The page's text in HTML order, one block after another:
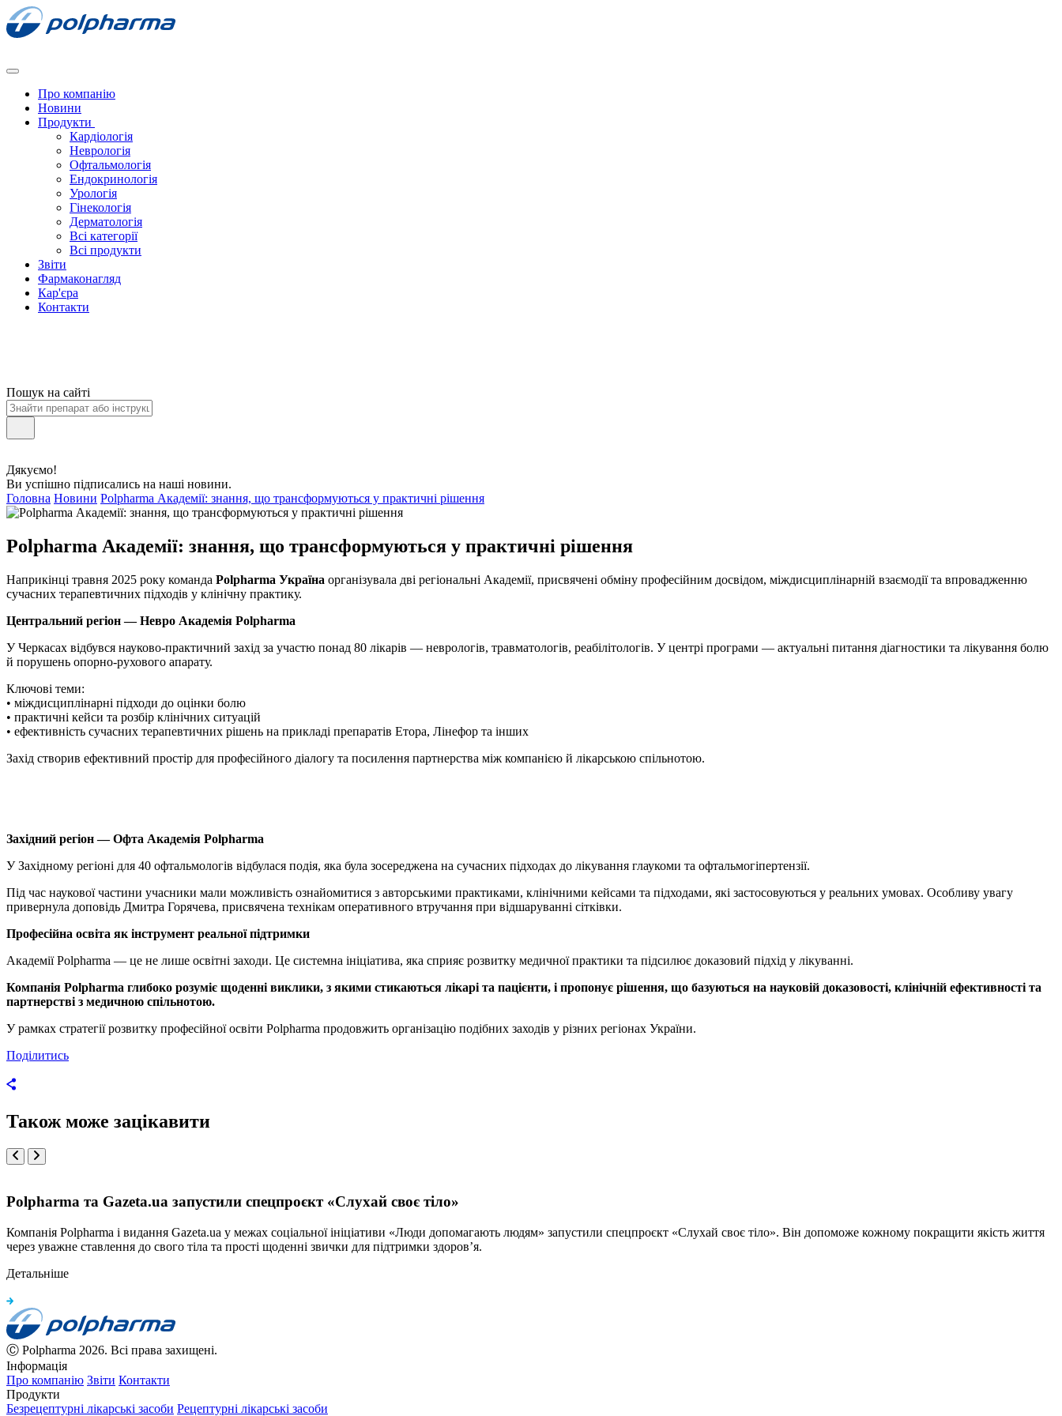
Про компанію
Новини
Продукти
Кардіологія
Неврологія
Офтальмологія
Ендокринологія
Урологія
Гінекологія
Дерматологія
Всі категорії
Всі продукти
Звіти
Фармаконагляд
Кар'єра
Контакти
Пошук на сайті
Дякуємо!
Ви успішно підписались на наші новини.
Головна Новини Polpharma Академії: знання, що трансформуються у практичні рішення
Polpharma Академії: знання, що трансформуються у практичні рішення
Наприкінці травня 2025 року команда Polpharma Україна організувала дві регіональні Академії, присвячені обміну професійним досвідом, міждисциплінарній взаємодії та впровадженню
сучасних терапевтичних підходів у клінічну практику.
Центральний регіон —Невро Академія Polpharma
У Черкасах відбувся науково-практичний захід за участю понад 80 лікарів — неврологів, травматологів, реабілітологів. У центрі програми — актуальні питання діагностики та лікування болю
й порушень опорно-рухового апарату.
Ключові теми:
• міждисциплінарні підходи до оцінки болю
• практичні кейси та розбір клінічних ситуацій
• ефективність сучасних терапевтичних рішень на прикладі препаратів Етора, Лінефор та інших
Захід створив ефективний простір для професійного діалогу та посилення партнерства між компанією й лікарською спільнотою.
Західний регіон — Офта Академія Polpharma
У Західному регіоні для 40 офтальмологів відбулася подія, яка була зосереджена на сучасних підходах до лікування глаукоми та офтальмогіпертензії.
Під час наукової частини учасники мали можливість ознайомитися з авторськими практиками, клінічними кейсами та підходами, які застосовуються у реальних умовах. Особливу увагу
привернула доповідь Дмитра Горячева, присвячена технікам оперативного втручання при відшаруванні сітківки.
Професійна освіта як інструмент реальної підтримки
Академії Polpharma — це не лише освітні заходи. Це системна ініціатива, яка сприяє розвитку медичної практики та підсилює доказовий підхід у лікуванні.
Компанія Polpharma глибоко розуміє щоденні виклики, з якими стикаються лікарі та пацієнти, і пропонує рішення, що базуються на науковій доказовості, клінічній ефективності та
партнерстві з медичною спільнотою.
У рамках стратегії розвитку професійної освіти Polpharma продовжить організацію подібних заходів у різних регіонах України.
Поділитись
Також може зацікавити
Polpharma та Gazeta.ua запустили спецпроєкт «Слухай своє тіло»
Компанія Polpharma і видання Gazeta.ua у межах соціальної ініціативи «Люди допомагають людям» запустили спецпроєкт «Слухай своє тіло». Він допоможе кожному покращити якість життя
через уважне ставлення до свого тіла та прості щоденні звички для підтримки здоров’я.
Детальніше
Ⓒ Polpharma 2026. Всі права захищені.
Інформація
Про компанію Звіти Контакти
Продукти
Безрецептурні лікарські засоби Рецептурні лікарські засоби